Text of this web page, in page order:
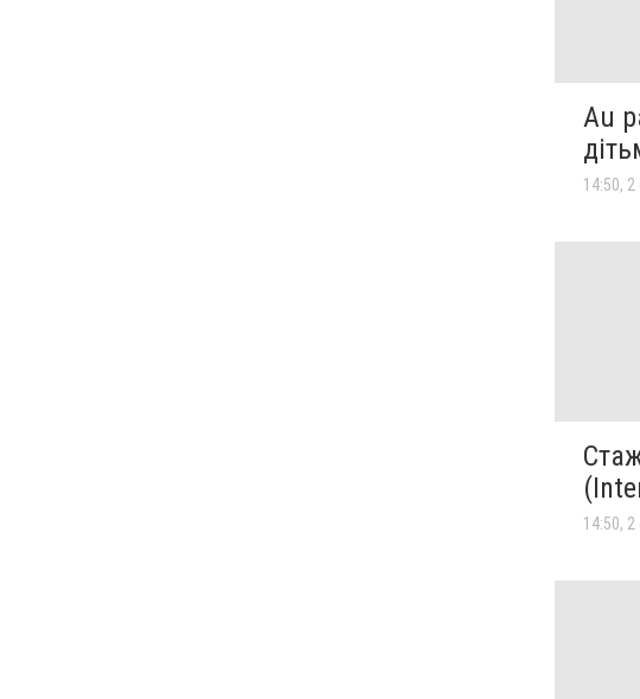
Au
14:50, 2
14:50, 2